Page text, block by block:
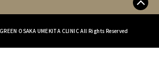
OSAKA UMEKITA CLINIC All Rights Reserved